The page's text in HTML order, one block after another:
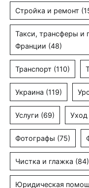
Стройка и ремонт
Такси, трансферы и
Франции (48)
Транспорт (110)
Украина (119)
Услуги (69)
Фотографы (75)
Чистка и глажка (84)
Юридическая